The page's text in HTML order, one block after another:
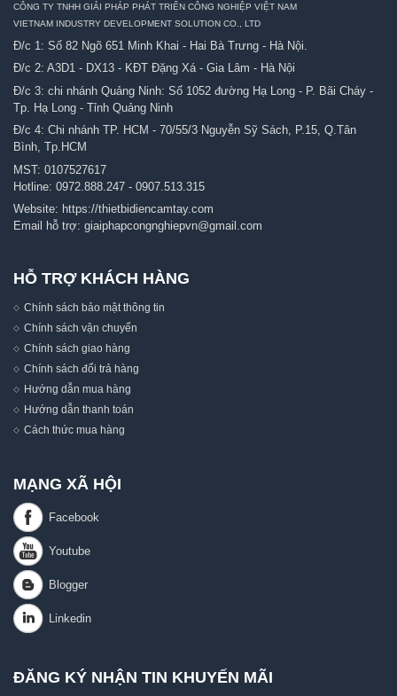
CÔNG TY TNHH GIẢI PHÁP PHÁT TRIỂN CÔNG NGHIỆP VIỆT NAM
VIETNAM INDUSTRY DEVELOPMENT SOLUTION CO., LTD
Đ/c 1: Số 82 Ngõ 651 Minh Khai - Hai Bà Trưng - Hà Nội.
Đ/c 2: A3D1 - DX13 - KĐT Đặng Xá - Gia Lâm - Hà Nội
Đ/c 3: chi nhánh Quảng Ninh: Số 1052 đường Hạ Long - P. Bãi Cháy -
Tp. Hạ Long - Tỉnh Quảng Ninh
Đ/c 4: Chi nhánh TP. HCM - 70/55/3 Nguyễn Sỹ Sách, P.15, Q.Tân
Bình, Tp.HCM
MST: 0107527617
Hotline: 0972.888.247 - 0907.513.315
Website: https://thietbidiencamtay.com
Email hỗ trợ: giaiphapcongnghiepvn@gmail.com
HỖ TRỢ KHÁCH HÀNG
Chính sách bảo mật thông tin
Chính sách vận chuyển
Chính sách giao hàng
Chính sách đổi trả hàng
Hướng dẫn mua hàng
Hướng dẫn thanh toán
Cách thức mua hàng
MẠNG XÃ HỘI
ĐĂNG KÝ NHẬN TIN KHUYẾN MÃI